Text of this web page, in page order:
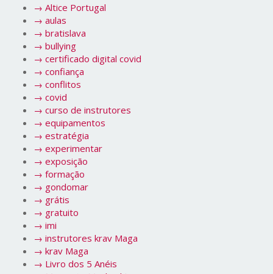
→ Altice Portugal
→ aulas
→ bratislava
→ bullying
→ certificado digital covid
→ confiança
→ conflitos
→ covid
→ curso de instrutores
→ equipamentos
→ estratégia
→ experimentar
→ exposição
→ formação
→ gondomar
→ grátis
→ gratuito
→ imi
→ instrutores krav Maga
→ krav Maga
→ Livro dos 5 Anéis